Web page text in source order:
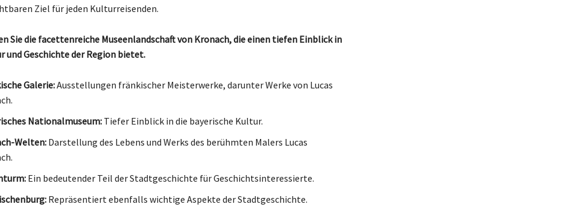
Ziel für jeden Kulturreisenden.
Sie die facettenreiche Museenlandschaft von Kronach, die einen tiefen Einblick in
und Geschichte der Region bietet.
Galerie:Ausstellungen fränkischer Meisterwerke, darunter Werke von Lucas
Nationalmuseum:Tiefer Einblick in die bayerische Kultur.
Welten:Darstellung des Lebens und Werks des berühmten Malers Lucas
Ein bedeutender Teil der Stadtgeschichte für Geschichtsinteressierte.
Repräsentiert ebenfalls wichtige Aspekte der Stadtgeschichte.